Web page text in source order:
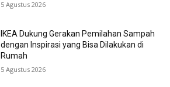
5 Agustus 2026
IKEA Dukung Gerakan Pemilahan Sampah
dengan Inspirasi yang Bisa Dilakukan di
Rumah
5 Agustus 2026